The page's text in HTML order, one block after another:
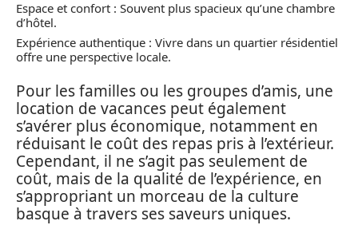
Espace et confort : Souvent plus spacieux qu’une chambre
d’hôtel.
Expérience authentique : Vivre dans un quartier résidentiel
offre une perspective locale.
Pour les familles ou les groupes d’amis, une
location de vacances peut également
s’avérer plus économique, notamment en
réduisant le coût des repas pris à l’extérieur.
Cependant, il ne s’agit pas seulement de
coût, mais de la qualité de l’expérience, en
s’appropriant un morceau de la culture
basque à travers ses saveurs uniques.